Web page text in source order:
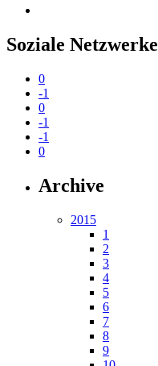
Soziale Netzwerke
0
-1
0
-1
-1
0
Archive
2015
1
2
3
4
5
6
7
8
9